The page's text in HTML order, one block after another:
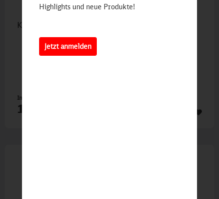
Kaffeebecher "up2u"
Inhalt
19,90 €
Highlights und neue Produkte!
Jetzt anmelden